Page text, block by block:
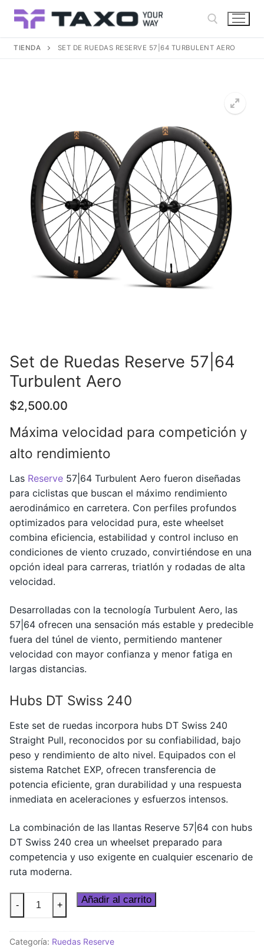
TIENDA SET DE RUEDAS RESERVE 57|64 TURBULENT AERO
Set de Ruedas Reserve 57|64
Turbulent Aero
$2,500.00
Máxima velocidad para competición y
alto rendimiento
Las Reserve 57|64 Turbulent Aero fueron diseñadas
para ciclistas que buscan el máximo rendimiento
aerodinámico en carretera. Con perfiles profundos
optimizados para velocidad pura, este wheelset
combina eficiencia, estabilidad y control incluso en
condiciones de viento cruzado, convirtiéndose en una
opción ideal para carreras, triatlón y rodadas de alta
velocidad.
Desarrolladas con la tecnología Turbulent Aero, las
57|64 ofrecen una sensación más estable y predecible
fuera del túnel de viento, permitiendo mantener
velocidad con mayor confianza y menor fatiga en
largas distancias.
Hubs DT Swiss 240
Este set de ruedas incorpora hubs DT Swiss 240
Straight Pull, reconocidos por su confiabilidad, bajo
peso y rendimiento de alto nivel. Equipados con el
sistema Ratchet EXP, ofrecen transferencia de
potencia eficiente, gran durabilidad y una respuesta
inmediata en aceleraciones y esfuerzos intensos.
La combinación de las llantas Reserve 57|64 con hubs
DT Swiss 240 crea un wheelset preparado para
competencia y uso exigente en cualquier escenario de
ruta moderna.
de
Reserve
- + Añadir al carrito
Categoría: Ruedas Reserve